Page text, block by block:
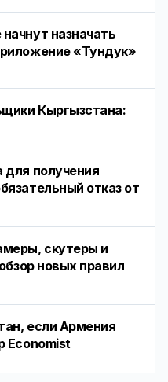
назначать
«Тундук»
Кыргызстана:
для получения
отказ от
скутеры и
новых правил
если Армения
Economist